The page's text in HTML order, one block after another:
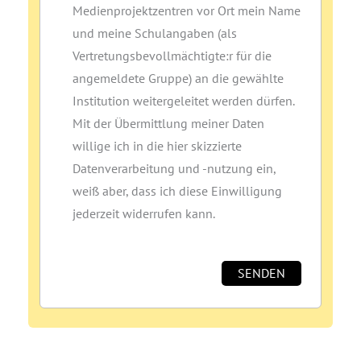
Medienprojektzentren vor Ort mein Name
und meine Schulangaben (als
Vertretungsbevollmächtigte:r für die
angemeldete Gruppe) an die gewählte
Institution weitergeleitet werden dürfen.
Mit der Übermittlung meiner Daten
willige ich in die hier skizzierte
Datenverarbeitung und ‑nutzung ein,
weiß aber, dass ich diese Einwilligung
jederzeit widerrufen kann.